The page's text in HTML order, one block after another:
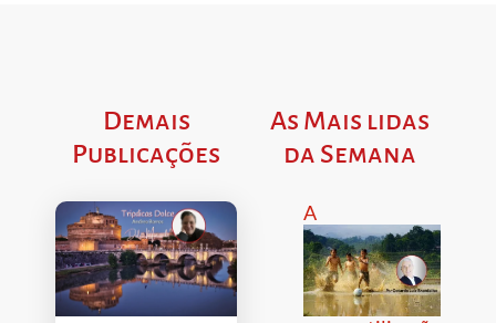
Demais
Publicações
As Mais lidas
da Semana
A